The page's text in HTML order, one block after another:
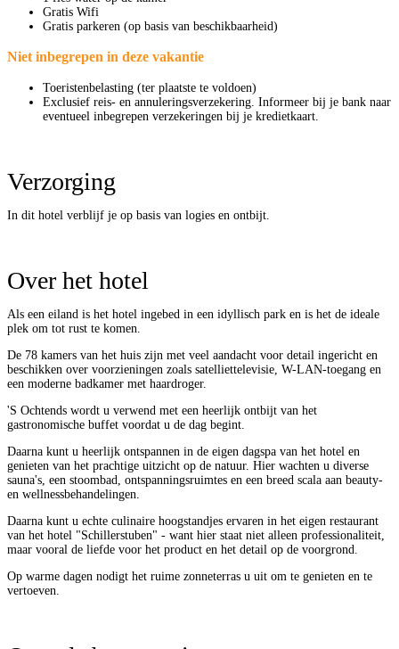
​Gratis Wifi
​Gratis parkeren (op basis van beschikbaarheid)
Niet inbegrepen in deze vakantie
Toeristenbelasting (ter plaatste te voldoen)
Exclusief reis- en annuleringsverzekering. Informeer bij je bank naar
eventueel inbegrepen verzekeringen bij je kredietkaart.
Verzorging
In dit hotel verblijf je op basis van logies en ontbijt.
Over het hotel
Als een eiland is het hotel ingebed in een idyllisch park en is het de ideale
plek om tot rust te komen.
De 78 kamers van het huis zijn met veel aandacht voor detail ingericht en
beschikken over voorzieningen zoals satelliettelevisie, W-LAN-toegang en
een moderne badkamer met haardroger.
'S Ochtends wordt u verwend met een heerlijk ontbijt van het
gastronomische buffet voordat u de dag begint.
Daarna kunt u heerlijk ontspannen in de eigen dagspa van het hotel en
genieten van het prachtige uitzicht op de natuur. Hier wachten u diverse
sauna's, een stoombad, ontspanningsruimtes en een breed scala aan beauty-
en wellnessbehandelingen.
Daarna kunt u echte culinaire hoogstandjes ervaren in het eigen restaurant
van het hotel "Schillerstuben" - want hier staat niet alleen professionaliteit,
maar vooral de liefde voor het product en het detail op de voorgrond.
Op warme dagen nodigt het ruime zonneterras u uit om te genieten en te
vertoeven.